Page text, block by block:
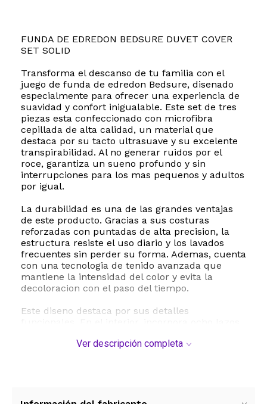
FUNDA DE EDREDON BEDSURE DUVET COVER
SET SOLID
Transforma el descanso de tu familia con el
juego de funda de edredon Bedsure, disenado
especialmente para ofrecer una experiencia de
suavidad y confort inigualable. Este set de tres
piezas esta confeccionado con microfibra
cepillada de alta calidad, un material que
destaca por su tacto ultrasuave y su excelente
transpirabilidad. Al no generar ruidos por el
roce, garantiza un sueno profundo y sin
interrupciones para los mas pequenos y adultos
por igual.
La durabilidad es una de las grandes ventajas
de este producto. Gracias a sus costuras
reforzadas con puntadas de alta precision, la
estructura resiste el uso diario y los lavados
frecuentes sin perder su forma. Ademas, cuenta
con una tecnologia de tenido avanzada que
mantiene la intensidad del color y evita la
decoloracion con el paso del tiempo.
Este diseno destaca por sus detalles
relleno en su lugar, evitando que se deslice o se
Ver descripción completa